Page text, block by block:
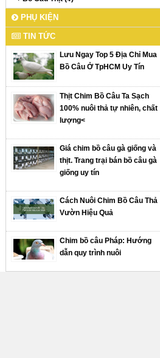
PHỤ KIỆN
TIN TỨC
Lưu Ngay Top 5 Địa Chỉ Mua
Bồ Câu Ở TpHCM Uy Tín
Thịt Chim Bồ Câu Ta Sạch
100% nuôi thả tự nhiên, chất
lượng<
Giá chim bồ câu gà giống và
thịt. Trang trại bán bồ câu gà
giống uy tín
Cách Nuôi Chim Bồ Câu Thả
Vườn Hiệu Quả
Chim bồ câu Pháp: Hướng
dẫn quy trình nuôi